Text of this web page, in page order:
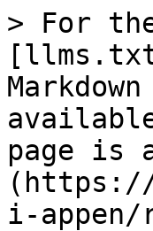
> For
page is
(https://
i-